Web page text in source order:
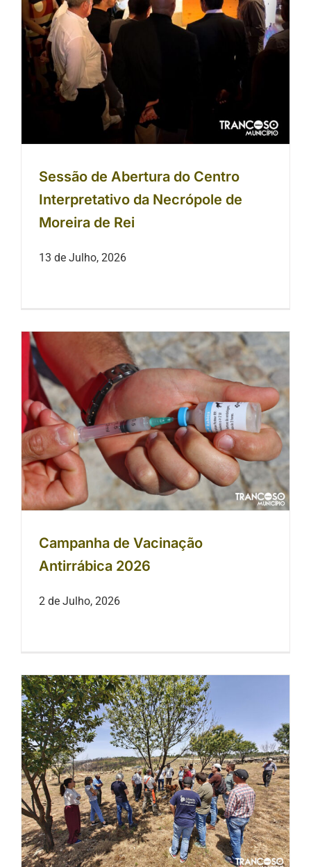
Sessão de Abertura do Centro
Interpretativo da Necrópole de
Moreira de Rei
13 de Julho, 2026
Campanha de Vacinação Antirrábica
2026
Campanha de Vacinação
Antirrábica 2026
2 de Julho, 2026
Dia Aberto do Castanheiro -
“Recuperação do Souto Pós-
Incêndio”.